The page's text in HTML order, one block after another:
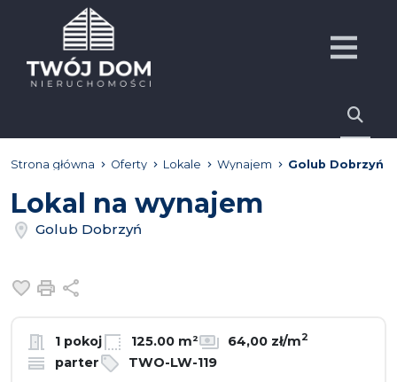
Strona główna Oferty Lokale Wynajem Golub Dobrzyń
Lokal na wynajem
Golub Dobrzyń
Dodaj do ulubionych
Drukuj
1 pokoj 125.00 m² 64,00 zł/m2
parter TWO-LW-119